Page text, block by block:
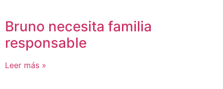
Bruno necesita familia
responsable
Leer más »